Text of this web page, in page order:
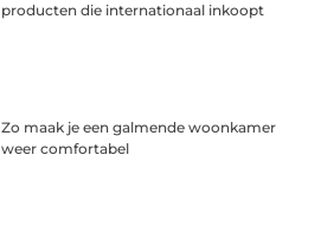
producten die internationaal inkoopt
Zo maak je een galmende woonkamer
weer comfortabel